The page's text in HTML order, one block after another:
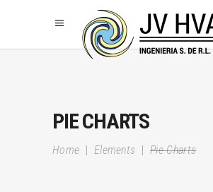
PIE CHARTS
Home | Elements |Pie Charts